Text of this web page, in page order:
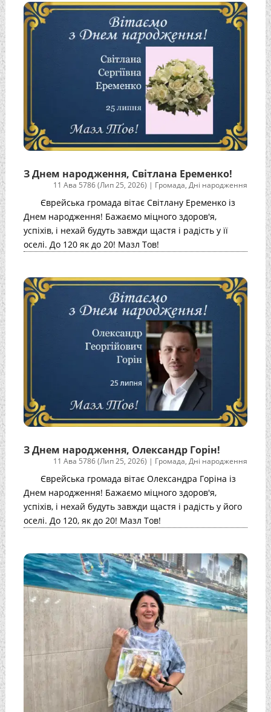
З Днем народження, Світлана Еременко!
11 Ава 5786 (Лип 25, 2026) | Громада,Дні народження
Єврейська громада вітає Світлану Еременко із
Днем народження! Бажаємо міцного здоров'я,
успіхів, і нехай будуть завжди щастя і радість у її
оселі. До 120 як до 20! Мазл Тов!
З Днем народження, Олександр Горін!
11 Ава 5786 (Лип 25, 2026) | Громада,Дні народження
Єврейська громада вітає Олександра Горіна із
Днем народження! Бажаємо міцного здоров'я,
успіхів, і нехай будуть завжди щастя і радість у його
оселі. До 120, як до 20! Мазл Тов!